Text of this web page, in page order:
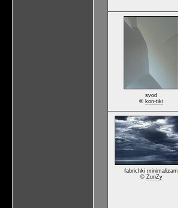
svod
© kon-tiki
fabrichki minimalizam
© ZunZy